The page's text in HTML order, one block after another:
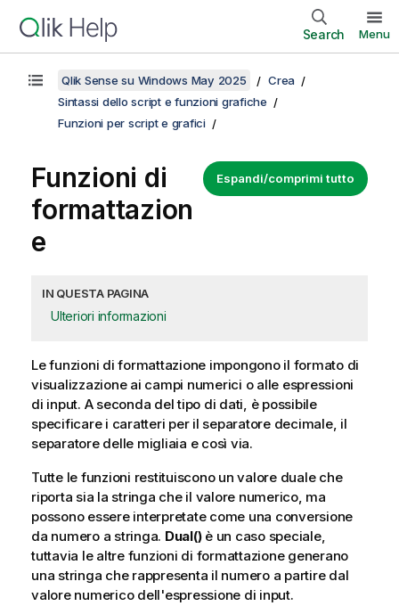
Search Menu
Qlik Sense su Windows May 2025
Crea
Sintassi dello script e funzioni grafiche
Funzioni per script e grafici
Espandi/comprimi tutto
Funzioni di
formattazion
e
IN QUESTA PAGINA
Ulteriori informazioni
Le funzioni di formattazione impongono il formato di
visualizzazione ai campi numerici o alle espressioni
di input. A seconda del tipo di dati, è possibile
specificare i caratteri per il separatore decimale, il
separatore delle migliaia e così via.
Tutte le funzioni restituiscono un valore duale che
riporta sia la stringa che il valore numerico, ma
possono essere interpretate come una conversione
da numero a stringa. Dual()è un caso speciale,
tuttavia le altre funzioni di formattazione generano
una stringa che rappresenta il numero a partire dal
valore numerico dell'espressione di input.